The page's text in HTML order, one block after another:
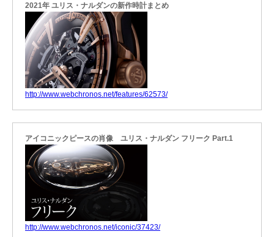
2021年 ユリス・ナルダンの新作時計まとめ
http://www.webchronos.net/features/62573/
アイコニックピースの肖像 ユリス・ナルダン フリーク Part.1
http://www.webchronos.net/iconic/37423/